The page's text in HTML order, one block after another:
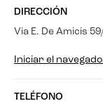
DIRECCIÓN
Via E. De Amicis
Iniciar el
TELÉFONO